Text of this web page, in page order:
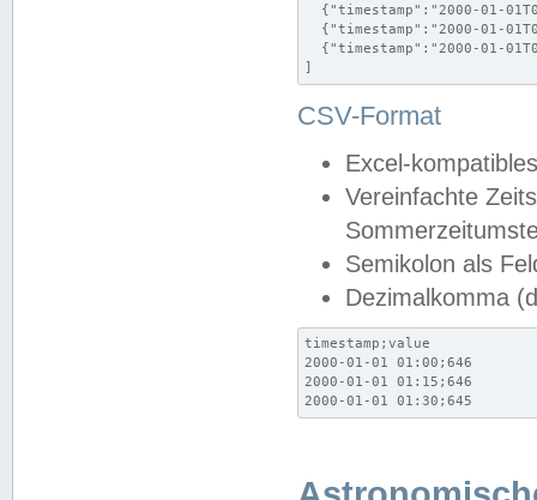
{"timestamp":"2000-01-
{"timestamp":"2000-01-
{"timestamp":"2000-01-
]
CSV-Format
Excel-
Vereinfachte
Semikolon als
Dezimalkomma
timestamp;value
2000-01-01 01:00;646
2000-01-01 01:15;646
2000-01-01 01:30;645